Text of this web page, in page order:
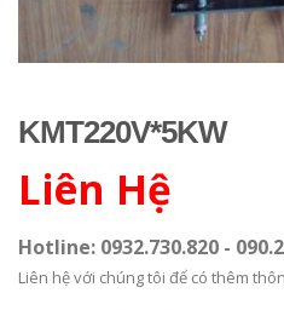
KMT220V*5KW
Liên Hệ
Hotline: 0932.730.820 -
Liên hệ với chúng tôi để có thêm